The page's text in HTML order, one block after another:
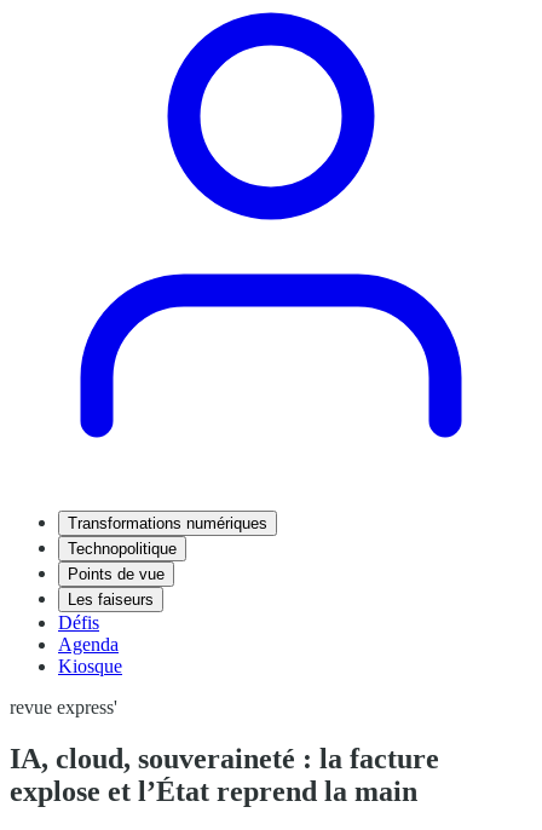
Transformations numériques
Technopolitique
Points de vue
Les faiseurs
Défis
Agenda
Kiosque
revue express'
IA, cloud, souveraineté : la facture
explose et l’État reprend la main